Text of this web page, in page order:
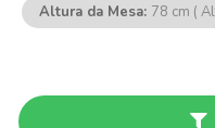
Altura da Mesa 78 cm (